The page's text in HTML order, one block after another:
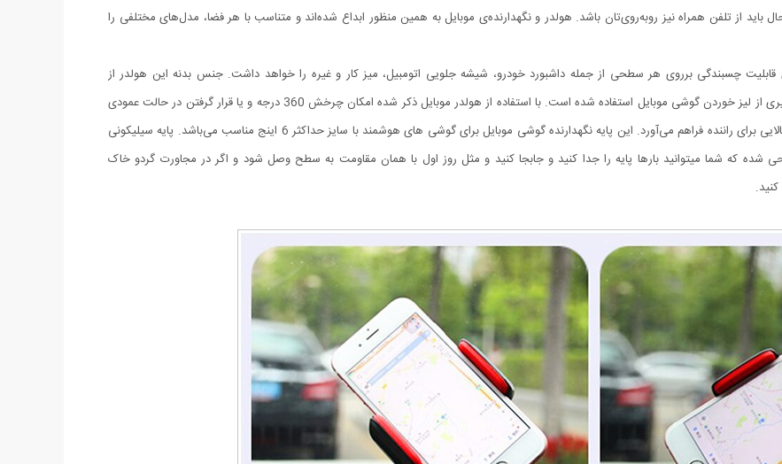
باید از تلفن همراه نیز روبه‌روی‌تان باشد. هولدر و نگهدارنده‌ی موبایل به همین منظور ابداع شده‌اند و متناسب با هر فضا، مدل‌های مختلفی را
قابلیت چسبندگی برروی هر سطحی از جمله داشبورد خودرو، شیشه جلویی اتومبیل، میز کار و غیره را خواهد داشت. جنس بدنه این هولدر از
پلاستیک بوده و در قسمت گیره‌ای از پوشش سیلیکون برای جلوگیری از لیز خوردن گوشی موبایل استفاده شده است. با استفاده از هولدر موبایل ذکر شده امکان چرخش 360 درجه و یا قرار گرفتن در حالت عمودی
و افقی امکان پذیر می‌باشد، که در هنگام رانندگی آسودگی خاطر بالایی برای راننده فراهم می‌آورد. این پایه نگهدارنده گوشی موبایل برای گوشی های هوشمند با سایز حداکثر 6 اینج مناسب می‌باشد. پایه سیلیکونی
که شما میتوانید بارها پایه را جدا کنید و جابجا کنید و مثل روز اول با همان مقاومت به سطح وصل شود و اگر در مجاورت گردو خاک